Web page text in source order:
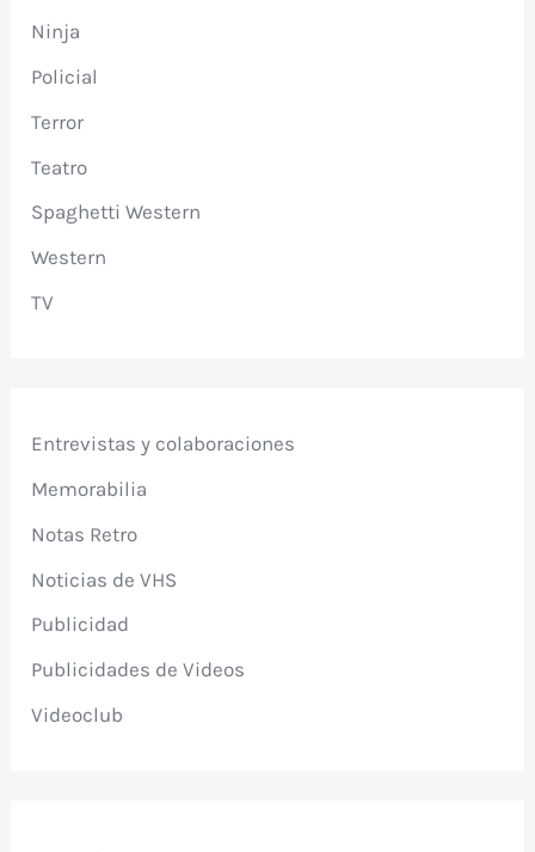
Ninja
Policial
Terror
Teatro
Spaghetti Western
Western
TV
Entrevistas y colaboraciones
Memorabilia
Notas Retro
Noticias de VHS
Publicidad
Publicidades de Videos
Videoclub